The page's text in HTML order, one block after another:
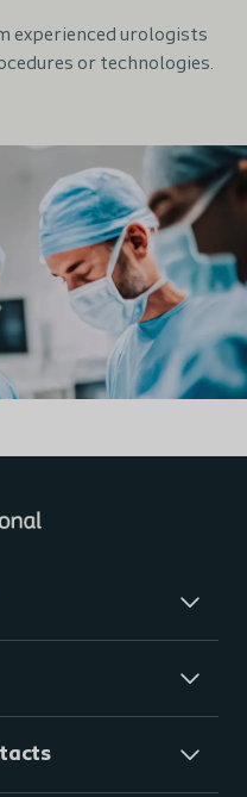
experienced urologists
or technologies.